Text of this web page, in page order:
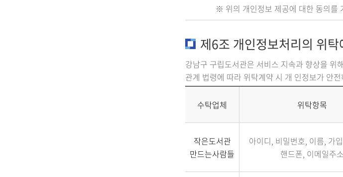
※ 위의 개인정보 제공에 대한 동의를
제6조 개인정보처리의 위
강남구 구립도서관은 서비스 지속과 향상을 위
관계 법령에 따라 위탁계약 시 개 인정보가 안
수탁업체 위탁항목
작은도서관
만드는사람들
아이디, 비밀번호, 이름, 가
핸드폰, 이메일주소